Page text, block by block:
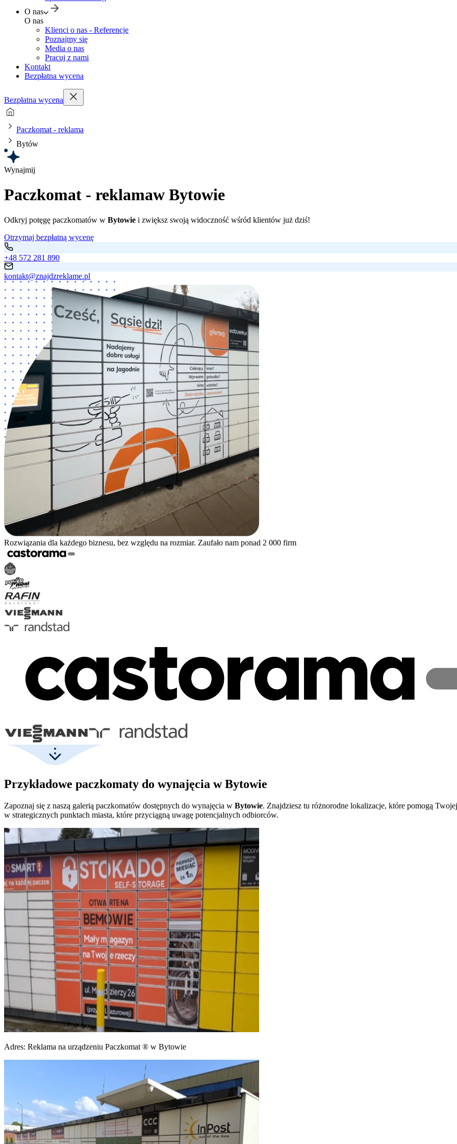
O nas
O nas
Klienci o nas - Referencje
Poznajmy się
Media o nas
Pracuj z nami
Kontakt
Bezpłatna wycena
Bezpłatna wycena
Paczkomat - reklama
Bytów
Wynajmij
Paczkomat - reklamaw Bytowie
Odkryj potęgę paczkomatów w Bytowie i zwiększ swoją widoczność wśród klientów już dziś!
Otrzymaj bezpłatną wycenę
+48 572 281 890
kontakt@znajdzreklame.pl
Rozwiązania dla każdego biznesu, bez względu na rozmiar. Zaufało nam ponad 2 000 firm
Przykładowe paczkomaty do wynajęcia w Bytowie
Zapoznaj się z naszą galerią paczkomatów dostępnych do wynajęcia w Bytowie. Znajdziesz tu różnorodne lokalizacje, które pomogą
w strategicznych punktach miasta, które przyciągną uwagę potencjalnych odbiorców.
Adres: Reklama na urządzeniu Paczkomat ® w Bytowie